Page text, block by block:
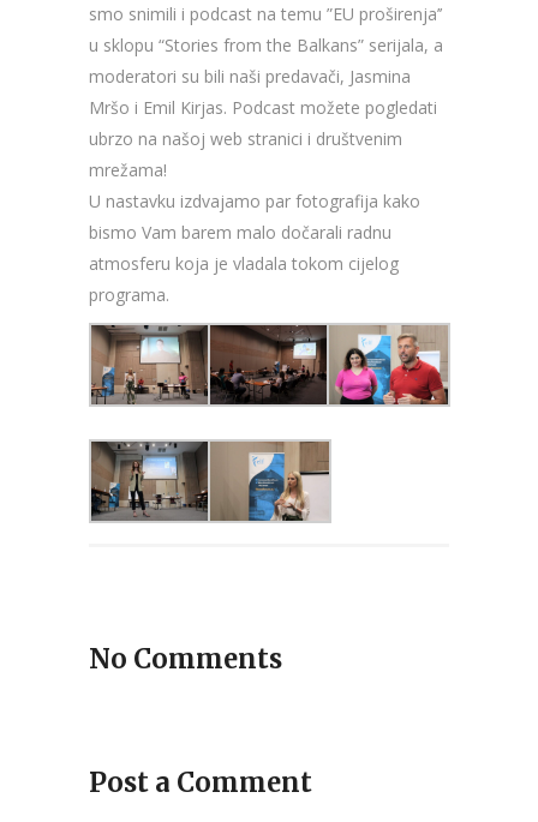
smo snimili i podcast na temu ”EU proširenja’’
u sklopu “Stories from the Balkans” serijala, a
moderatori su bili naši predavači, Jasmina
Mršo i Emil Kirjas. Podcast možete pogledati
ubrzo na našoj web stranici i društvenim
mrežama!
U nastavku izdvajamo par fotografija kako
bismo Vam barem malo dočarali radnu
atmosferu koja je vladala tokom cijelog
programa.
No Comments
Post a Comment